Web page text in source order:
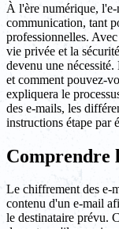
À l'ère numérique,
communication, tant
professionnelles.
vie privée et la
devenu une
et comment pouvez-
expliquera le
des e-mails, les
instructions étape par
Comprendre
Le chiffrement des e-
contenu d'un e-mail
le destinataire prévu.